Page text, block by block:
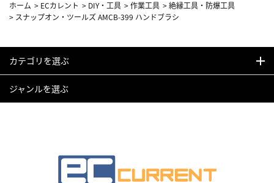
ホーム > ECカレント > DIY・工具 >作業工具 >絶縁工具・防爆工具
> スナップオン・ツールズ AMCB-399 ハンドブラシ
カテゴリを選ぶ
ジャンルを選ぶ